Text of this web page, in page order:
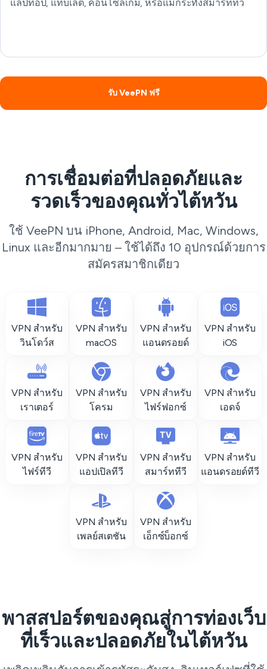
แล็ปท็อป, แท็บเล็ต, คอนโซลเกม, หรือแม้กระทั่งสมาร์ททีวี
รับ VeePN ฟรี
การเชื่อมต่อที่ปลอดภัยและ
รวดเร็วของคุณทั่วไต้หวัน
ใช้ VeePN บน iPhone, Android, Mac, Windows,
Linux และอีกมากมาย – ใช้ได้ถึง 10 อุปกรณ์ด้วยการ
สมัครสมาชิกเดียว
VPN สำหรับ
วินโดว์ส
VPN สำหรับ
macOS
VPN สำหรับ
แอนดรอยด์
VPN สำหรับ
iOS
VPN สำหรับ
เราเตอร์
VPN สำหรับ
โครม
VPN สำหรับ
ไฟร์ฟอกซ์
VPN สำหรับ
เอดจ์
VPN สำหรับ
ไฟร์ทีวี
VPN สำหรับ
แอปเปิลทีวี
VPN สำหรับ
สมาร์ททีวี
VPN สำหรับ
แอนดรอยด์ทีวี
VPN สำหรับ
เพลย์สเตชัน
VPN สำหรับ
เอ็กซ์บ็อกซ์
พาสสปอร์ตของคุณสู่การท่องเว็บ
ที่เร็วและปลอดภัยในไต้หวัน